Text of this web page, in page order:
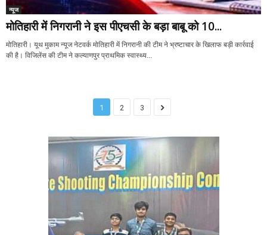
न्यूज
मोतिहारी में निगरानी ने इस पीएचसी के बड़ा बाबू को 10...
मोतिहारी। यूथ मुकाम न्यूज नेटवर्क मोतिहारी में निगरानी की टीम ने भ्रष्टाचार के खिलाफ बड़ी कार्रवाई
की है। विजिलेंस की टीम ने कल्याणपुर प्राथमिक स्वास्थ्य...
1 2 3